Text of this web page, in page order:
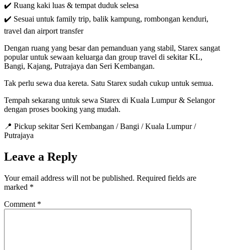
✔️ Ruang kaki luas & tempat duduk selesa
✔️ Sesuai untuk family trip, balik kampung, rombongan kenduri,
travel dan airport transfer
Dengan ruang yang besar dan pemanduan yang stabil, Starex sangat
popular untuk sewaan keluarga dan group travel di sekitar KL,
Bangi, Kajang, Putrajaya dan Seri Kembangan.
Tak perlu sewa dua kereta. Satu Starex sudah cukup untuk semua.
Tempah sekarang untuk sewa Starex di Kuala Lumpur & Selangor
dengan proses booking yang mudah.
📍 Pickup sekitar Seri Kembangan / Bangi / Kuala Lumpur /
Putrajaya
Leave a Reply
Your email address will not be published. Required fields are
marked *
Comment *